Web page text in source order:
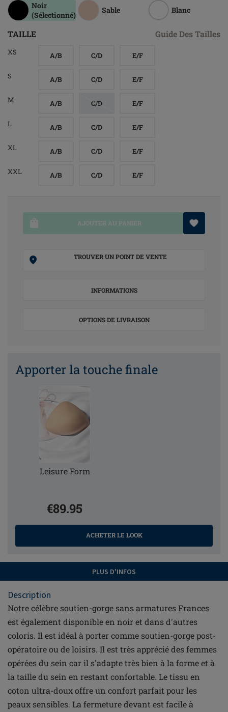
Noir
(Sélectionné)
Sable Blanc
TAILLE Guide Des Tailles
XS A/B C/D E/F
S A/B C/D E/F
M A/B C/D E/F
L A/B C/D E/F
XL A/B C/D E/F
XXL A/B C/D E/F
AJOUTER AU PANIER
TROUVER UN POINT DE VENTE
INFORMATIONS
OPTIONS DE LIVRAISON
Apporter la touche finale
Leisure Form
€89.95
ACHETER LE LOOK
PLUS D'INFOS
Description
Notre célèbre soutien-gorge sans armatures Frances
est également disponible en noir et dans d'autres
coloris. Il est idéal à porter comme soutien-gorge post-
opératoire ou de loisirs. Il est très apprécié des femmes
opérées du sein car il s'adapte très bien à la forme et à
la taille du sein en restant confortable. Le tissu en
coton ultra-doux offre un confort parfait pour les
peaux sensibles. La fermeture devant est facile à